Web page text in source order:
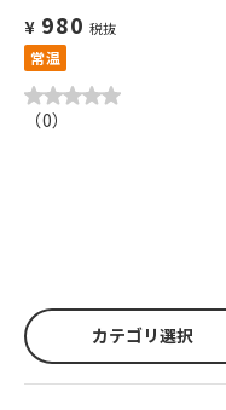
¥ 980 税抜
常温
（0）
カテゴリ選択